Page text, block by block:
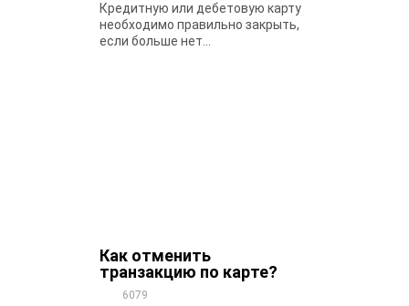
Кредитную или дебетовую карту
необходимо правильно закрыть,
если больше нет...
Как отменить
транзакцию по карте?
6079